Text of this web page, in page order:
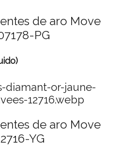
de aro Move
PG
de aro Move
YG